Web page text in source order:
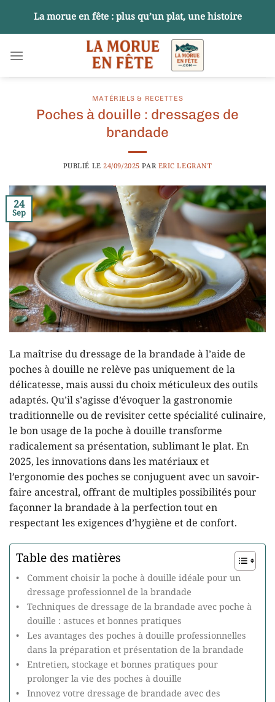
contenu
La morue en fête : plus qu’un plat, une histoire
MATÉRIELS & RECETTES
Poches à douille : dressages de
brandade
PUBLIÉ LE24/09/2025 PAR ERIC LEGRANT
24
Sep
La maîtrise du dressage de la brandade à l’aide de
poches à douille ne relève pas uniquement de la
délicatesse, mais aussi du choix méticuleux des outils
adaptés. Qu’il s’agisse d’évoquer la gastronomie
traditionnelle ou de revisiter cette spécialité culinaire,
le bon usage de la poche à douille transforme
radicalement sa présentation, sublimant le plat. En
2025, les innovations dans les matériaux et
l’ergonomie des poches se conjuguent avec un savoir-
faire ancestral, offrant de multiples possibilités pour
façonner la brandade à la perfection tout en
respectant les exigences d’hygiène et de confort.
Table des matières
Comment choisir la poche à douille idéale pour un
dressage professionnel de la brandade
Techniques de dressage de la brandade avec poche à
douille : astuces et bonnes pratiques
Les avantages des poches à douille professionnelles
dans la préparation et présentation de la brandade
Entretien, stockage et bonnes pratiques pour
prolonger la vie des poches à douille
Innovez votre dressage de brandade avec des